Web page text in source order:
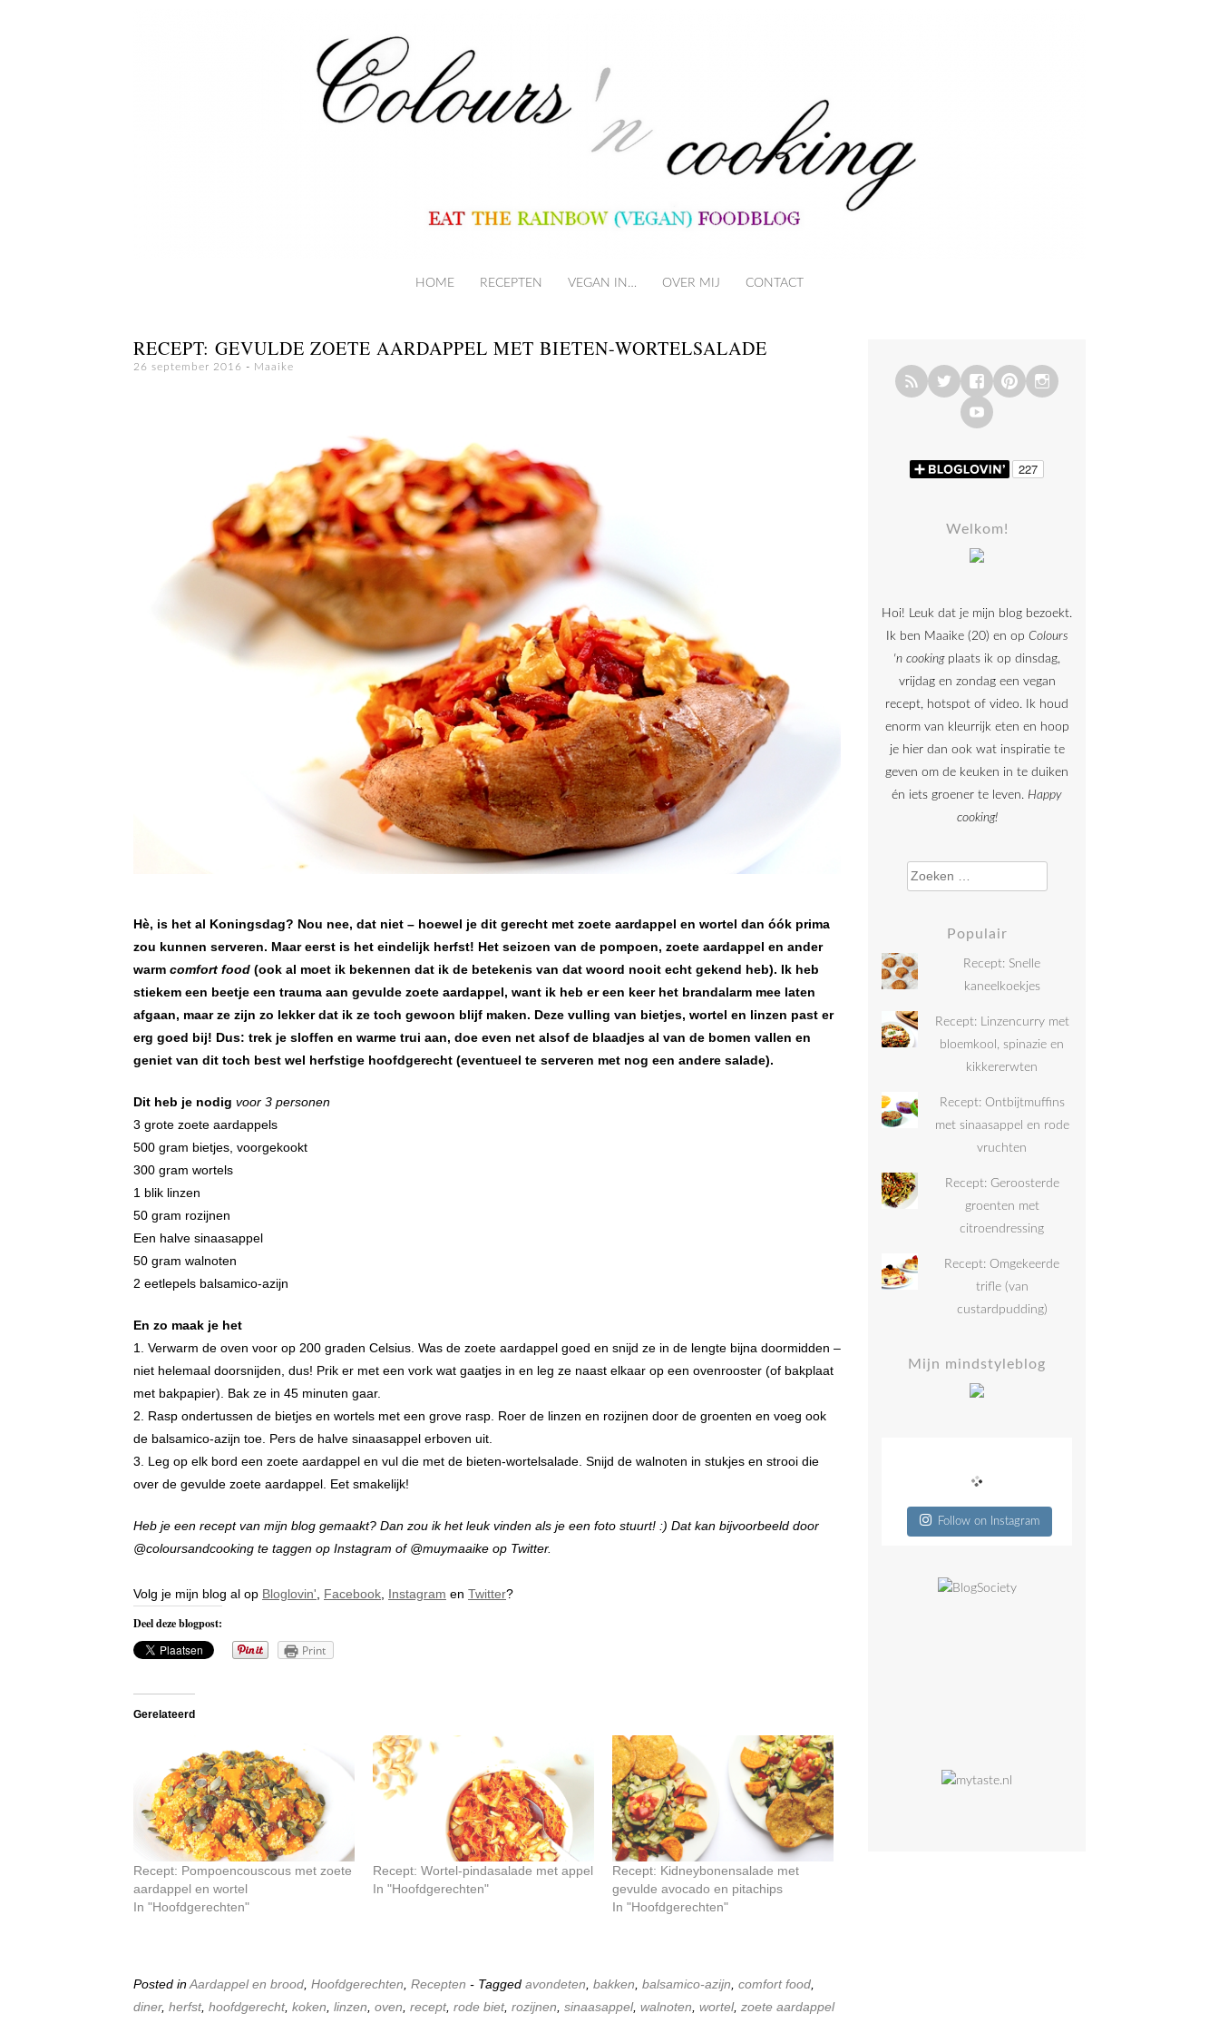
SKIP TO CONTENT
HOME RECEPTEN VEGAN IN… OVER MIJ CONTACT
RECEPT: GEVULDE ZOETE AARDAPPEL MET BIETEN-WORTELSALADE
26 september 2016 - Maaike
Hè, is het al Koningsdag? Nou nee, dat niet – hoewel je dit gerecht met zoete aardappel en wortel dan óók prima
zou kunnen serveren. Maar eerst is het eindelijk herfst! Het seizoen van de pompoen, zoete aardappel en ander
warm comfort food (ook al moet ik bekennen dat ik de betekenis van dat woord nooit echt gekend heb). Ik heb
stiekem een beetje een trauma aan gevulde zoete aardappel, want ik heb er een keer het brandalarm mee laten
afgaan, maar ze zijn zo lekker dat ik ze toch gewoon blijf maken. Deze vulling van bietjes, wortel en linzen past er
erg goed bij! Dus: trek je sloffen en warme trui aan, doe even net alsof de blaadjes al van de bomen vallen en
geniet van dit toch best wel herfstige hoofdgerecht (eventueel te serveren met nog een andere salade).
Dit heb je nodig voor 3 personen
3 grote zoete aardappels
500 gram bietjes, voorgekookt
300 gram wortels
1 blik linzen
50 gram rozijnen
Een halve sinaasappel
50 gram walnoten
2 eetlepels balsamico-azijn
En zo maak je het
1. Verwarm de oven voor op 200 graden Celsius. Was de zoete aardappel goed en snijd ze in de lengte bijna doormidden –
niet helemaal doorsnijden, dus! Prik er met een vork wat gaatjes in en leg ze naast elkaar op een ovenrooster (of bakplaat
met bakpapier). Bak ze in 45 minuten gaar.
2. Rasp ondertussen de bietjes en wortels met een grove rasp. Roer de linzen en rozijnen door de groenten en voeg ook
de balsamico-azijn toe. Pers de halve sinaasappel erboven uit.
3. Leg op elk bord een zoete aardappel en vul die met de bieten-wortelsalade. Snijd de walnoten in stukjes en strooi die
over de gevulde zoete aardappel. Eet smakelijk!
Heb je een recept van mijn blog gemaakt? Dan zou ik het leuk vinden als je een foto stuurt! :) Dat kan bijvoorbeeld door
@coloursandcooking te taggen op Instagram of @muymaaike op Twitter.
Volg je mijn blog al op Bloglovin' Facebook Instagram en Twitter?
Deel deze blogpost:
Print
Gerelateerd
Recept: Pompoencouscous met zoete
aardappel en wortel
In "Hoofdgerechten"
Recept: Wortel-pindasalade met appel
In "Hoofdgerechten"
Recept: Kidneybonensalade met
gevulde avocado en pitachips
In "Hoofdgerechten"
Posted inAardappel en brood Hoofdgerechten Recepten - Tagged avondeten bakken balsamico-azijn comfort food
diner, herfst, hoofdgerecht, koken linzen oven recept, rode biet, rozijnen sinaasappel, walnoten wortel, zoete aardappel
Welkom!
Hoi! Leuk dat je mijn blog bezoekt.
Ik ben Maaike (20) en op Colours
'n cookingplaats ik op dinsdag,
vrijdag en zondag een vegan
recept, hotspot of video. Ik houd
enorm van kleurrijk eten en hoop
je hier dan ook wat inspiratie te
geven om de keuken in te duiken
én iets groener te leven. Happy
cooking!
Zoeken naar:
Populair
Recept: Snelle
kaneelkoekjes
Recept: Linzencurry met
bloemkool, spinazie en
kikkererwten
Recept: Ontbijtmuffins
met sinaasappel en rode
vruchten
Recept: Geroosterde
groenten met
citroendressing
Recept: Omgekeerde
trifle (van
custardpudding)
Mijn mindstyleblog
Follow on Instagram